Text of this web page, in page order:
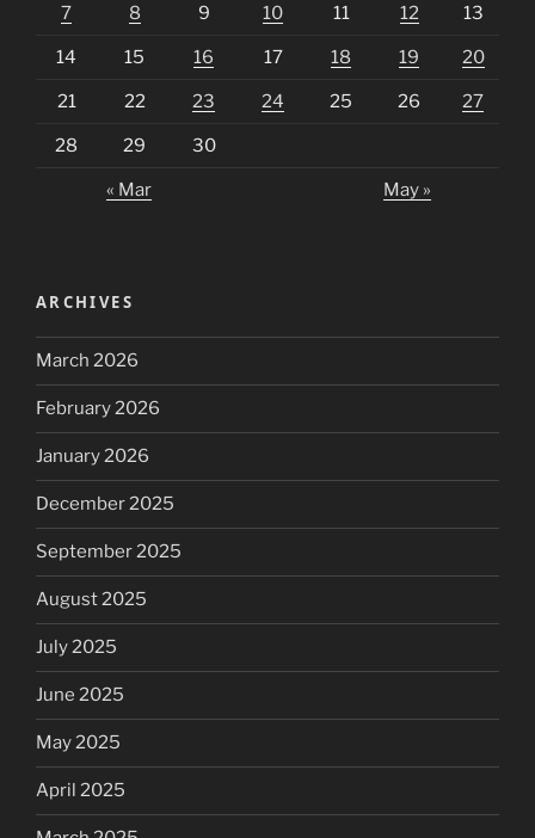
7 8 9 10 11 12 13
14 15 16 17 18 19 20
21 22 23 24 25 26 27
28 29 30
« Mar May »
ARCHIVES
March 2026
February 2026
January 2026
December 2025
September 2025
August 2025
July 2025
June 2025
May 2025
April 2025